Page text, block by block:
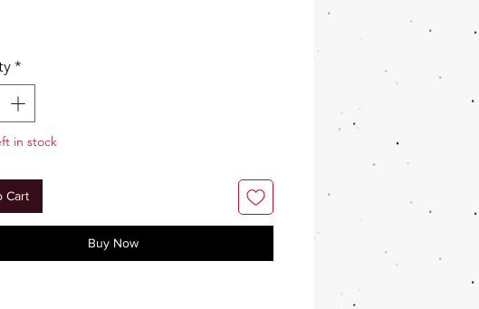
*
in stock
Cart
Buy Now